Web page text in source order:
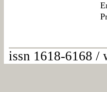
issn 1618-6168 /